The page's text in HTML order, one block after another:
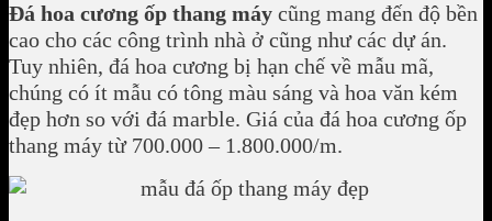
Đá hoa cương ốp thang máy cũng mang đến độ bền
cao cho các công trình nhà ở cũng như các dự án.
Tuy nhiên, đá hoa cương bị hạn chế về mẫu mã,
chúng có ít mẫu có tông màu sáng và hoa văn kém
đẹp hơn so với đá marble. Giá của đá hoa cương ốp
thang máy từ 700.000 – 1.800.000/m.